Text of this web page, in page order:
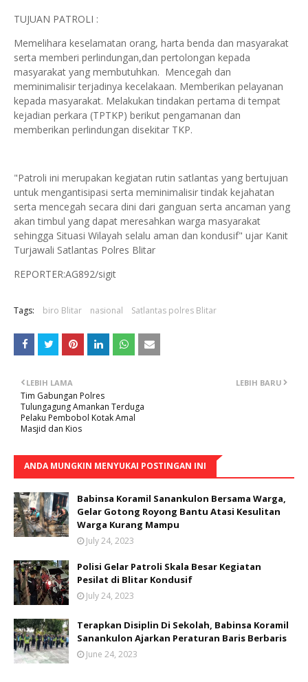
TUJUAN PATROLI :
Memelihara keselamatan orang, harta benda dan masyarakat
serta memberi perlindungan,dan pertolongan kepada
masyarakat yang membutuhkan. Mencegah dan
meminimalisir terjadinya kecelakaan. Memberikan pelayanan
kepada masyarakat. Melakukan tindakan pertama di tempat
kejadian perkara (TPTKP) berikut pengamanan dan
memberikan perlindungan disekitar TKP.
"Patroli ini merupakan kegiatan rutin satlantas yang bertujuan
untuk mengantisipasi serta meminimalisir tindak kejahatan
serta mencegah secara dini dari ganguan serta ancaman yang
akan timbul yang dapat meresahkan warga masyarakat
sehingga Situasi Wilayah selalu aman dan kondusif" ujar Kanit
Turjawali Satlantas Polres Blitar
REPORTER:AG892/sigit
Tags: biro Blitar nasional Satlantas polres Blitar
LEBIH BARU
LEBIH LAMA
Tim Gabungan Polres
Tulungagung Amankan Terduga
Pelaku Pembobol Kotak Amal
Masjid dan Kios
ANDA MUNGKIN MENYUKAI POSTINGAN INI
Babinsa Koramil Sanankulon Bersama Warga,
Gelar Gotong Royong Bantu Atasi Kesulitan
Warga Kurang Mampu
July 24, 2023
Polisi Gelar Patroli Skala Besar Kegiatan
Pesilat di Blitar Kondusif
July 24, 2023
Terapkan Disiplin Di Sekolah, Babinsa Koramil
Sanankulon Ajarkan Peraturan Baris Berbaris
June 24, 2023